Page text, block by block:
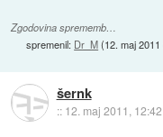
Zgodovina sprememb…
spremenil: Dr_M(12. maj
šernk
:: 12. maj 2011, 12:42